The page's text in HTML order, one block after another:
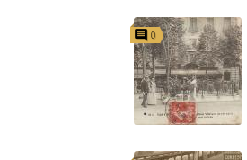
0